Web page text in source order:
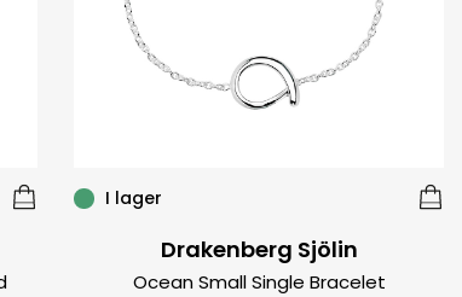
I lager
Drakenberg Sjölin
Ocean Small Single Bracelet